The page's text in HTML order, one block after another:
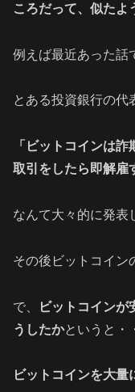
ころだって、似たよ
例えば最近あった話
とある投資銀行の代
「ビットコインは
取引をしたら即解雇
なんて大々的に発表
その後ビットコイン
で、
ビットコインが
うしたかというと・
ビットコインを大量